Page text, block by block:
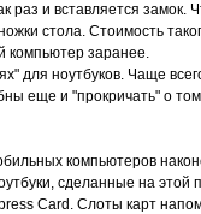
раз и вставляется замок.
стола. Стоимость
компьютер заранее.
для ноутбуков. Чаще
еще и "прокричать" о
компьютеров
сделанные на
Card. Слоты карт